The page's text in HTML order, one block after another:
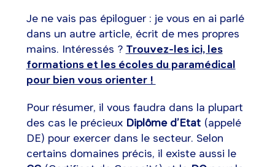
Je ne vais pas épiloguer : je vous en ai parlé
dans un autre article, écrit de mes propres
mains. Intéressés ? Trouvez-les ici, les
formations et les écoles du paramédical
pour bien vous orienter !
Pour résumer, il vous faudra dans la plupart
des cas le précieux Diplôme d’Etat (appelé
DE) pour exercer dans le secteur. Selon
certains domaines précis, il existe aussi le